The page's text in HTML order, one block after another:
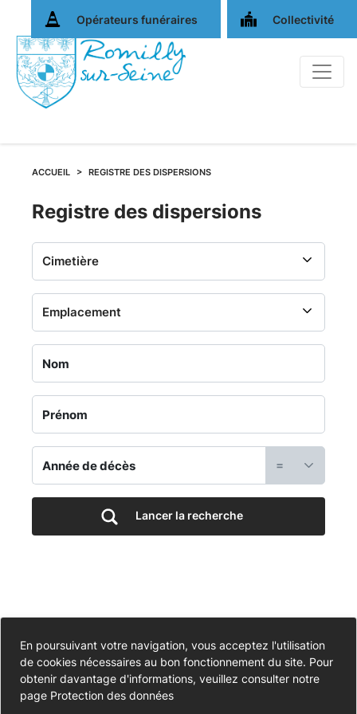
Opérateurs funéraires Collectivité
ACCUEIL REGISTRE DES DISPERSIONS
Registre
des
dispersions
-
Jardin
du
Souvenir
-
Cimetière
Buissons
-
Registre des dispersions
=
Lancer la recherche
Accessibilité
Partiellement conforme
Données personnelles
En poursuivant votre navigation, vous acceptez l'utilisation
de cookies nécessaires au bon fonctionnement du site. Pour
obtenir davantage d'informations, veuillez consulter notre
page Protection des données